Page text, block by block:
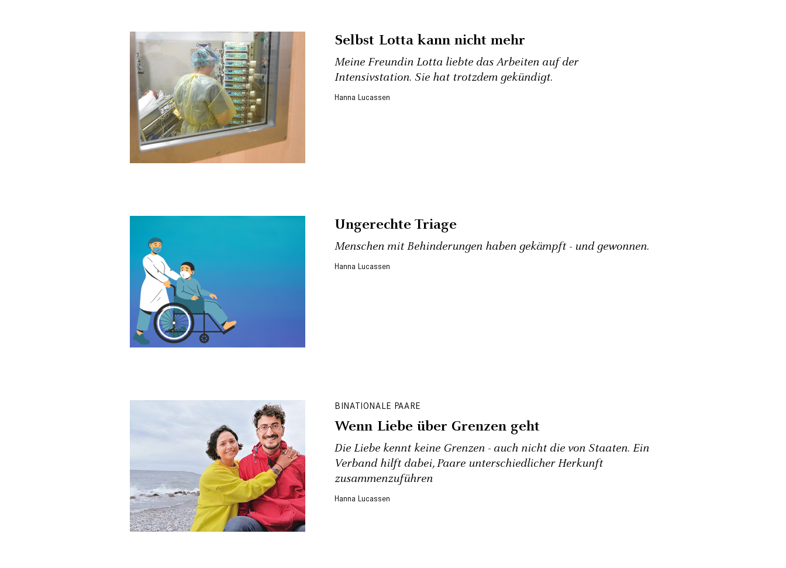
Selbst Lotta kann nicht mehr
Meine Freundin Lotta liebte das Arbeiten auf der
Intensivstation. Sie hat trotzdem gekündigt.
Hanna Lucassen
Ungerechte Triage
Menschen mit Behinderungen haben gekämpft - und gewonnen.
Hanna Lucassen
BINATIONALE PAARE
Wenn Liebe über Grenzen geht
Die Liebe kennt keine Grenzen - auch nicht die von Staaten. Ein
Verband hilft dabei, Paare unterschiedlicher Herkunft
zusammenzuführen
Hanna Lucassen